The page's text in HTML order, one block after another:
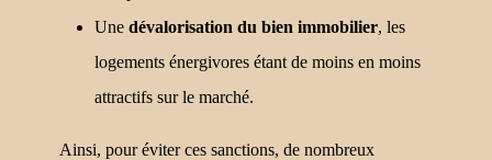
Une dévalorisation du bien immobilier, les
logements énergivores étant de moins en moins
attractifs sur le marché.
Ainsi, pour éviter ces sanctions, de nombreux